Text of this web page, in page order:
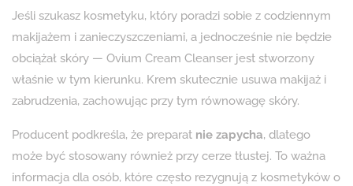
Jeśli szukasz kosmetyku, który poradzi sobie z codziennym
makijażem i zanieczyszczeniami, a jednocześnie nie będzie
obciążał skóry — Ovium Cream Cleanser jest stworzony
właśnie w tym kierunku. Krem skutecznie usuwa makijaż i
zabrudzenia, zachowując przy tym równowagę skóry.
Producent podkreśla, że preparat nie zapycha, dlatego
może być stosowany również przy cerze tłustej. To ważna
informacja dla osób, które często rezygnują z kosmetyków o